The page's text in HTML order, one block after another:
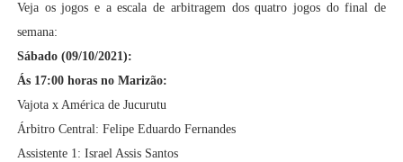
Veja os jogos e a escala de arbitragem dos quatro jogos do final de
semana:
Sábado (09/10/2021):
Ás 17:00 horas no Marizão:
Vajota x América de Jucurutu
Árbitro Central: Felipe Eduardo Fernandes
Assistente 1: Israel Assis Santos